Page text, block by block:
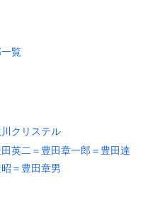
覧
クリステル
英二＝豊田章一郎＝豊田達
＝豊田章男